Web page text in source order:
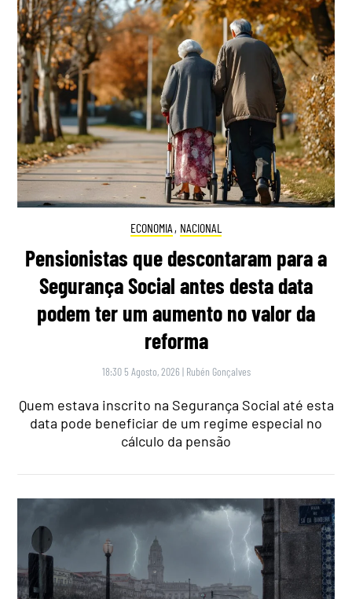
ECONOMIA , NACIONAL
Pensionistas que descontaram para a
Segurança Social antes desta data
podem ter um aumento no valor da
reforma
18:30 5 Agosto, 2026 | Rubén Gonçalves
Quem estava inscrito na Segurança Social até esta
data pode beneficiar de um regime especial no
cálculo da pensão